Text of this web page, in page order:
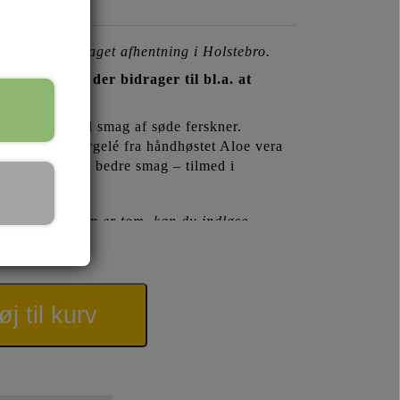
- undtaget afhentning i Holstebro.
C-vitamin, der bidrager til bl.a. at
drik med smag af søde ferskner.
fineste indergelé fra håndhøstet Aloe vera
en endnu bedre smag – tilmed i
. Når flasken er tom, kan du indløse
til kurv